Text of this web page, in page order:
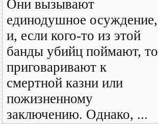
Они вызывают
единодушное осуждение,
и, если кого-то из этой
банды убийц поймают, то
приговаривают к
смертной казни или
пожизненному
заключению. Однако, ...